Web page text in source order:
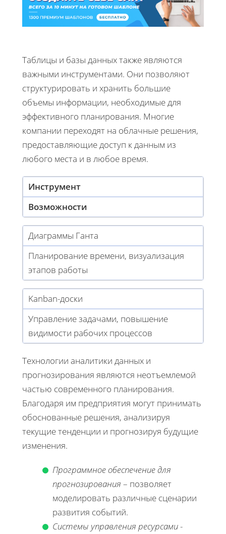
Таблицы и базы данных также являются
важными инструментами. Они позволяют
структурировать и хранить большие
объемы информации, необходимые для
эффективного планирования. Многие
компании переходят на облачные решения,
предоставляющие доступ к данным из
любого места и в любое время.
Инструмент
Возможности
Диаграммы Ганта
Планирование времени, визуализация
этапов работы
Kanban-доски
Управление задачами, повышение
видимости рабочих процессов
Технологии аналитики данных и
прогнозирования являются неотъемлемой
частью современного планирования.
Благодаря им предприятия могут принимать
обоснованные решения, анализируя
текущие тенденции и прогнозируя будущие
изменения.
Программное обеспечение для
прогнозирования – позволяет
моделировать различные сценарии
развития событий.
Системы управления ресурсами-